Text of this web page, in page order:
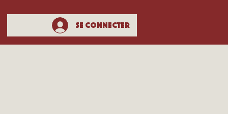
Se connecter